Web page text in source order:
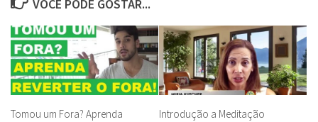
VOCÊ PODE GOSTAR...
Tomou um Fora? Aprenda
Introdução a Meditação